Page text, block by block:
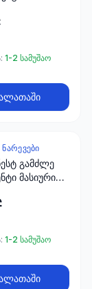
1-2 სამუშაო
გამძლე
მასიური
1-2 სამუშაო